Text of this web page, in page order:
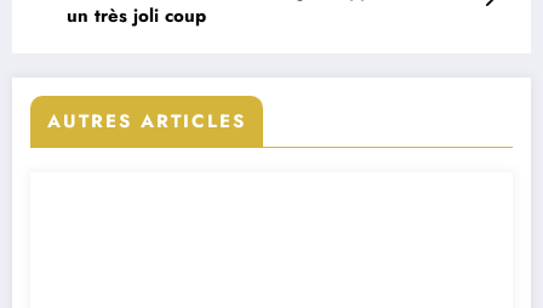
un très joli coup
AUTRES ARTICLES